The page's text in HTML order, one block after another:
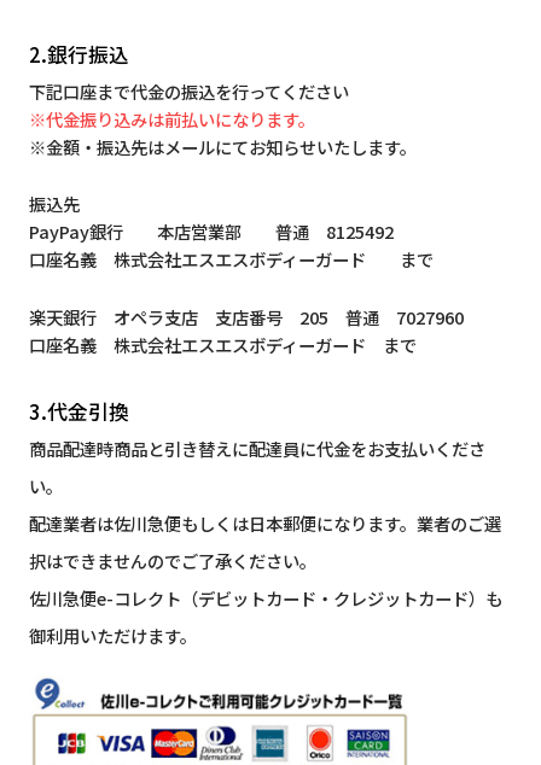
2.銀行振込
下記口座まで代金の振込を行ってください
※代金振り込みは前払いになります。
※金額・振込先はメールにてお知らせいたします。
振込先
PayPay銀行 本店営業部 普通 8125492
口座名義 株式会社エスエスボディーガード まで
楽天銀行 オペラ支店 支店番号 205 普通 7027960
口座名義 株式会社エスエスボディーガード まで
3.代金引換
商品配達時商品と引き替えに配達員に代金をお支払いくださ
い。
配達業者は佐川急便もしくは日本郵便になります。業者のご選
択はできませんのでご了承ください。
佐川急便e-コレクト（デビットカード・クレジットカード）も
御利用いただけます。